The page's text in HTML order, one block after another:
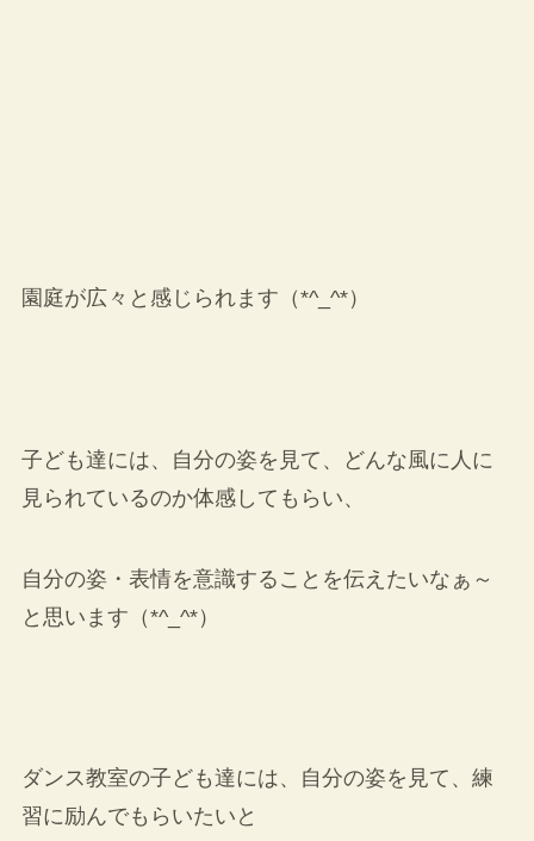
園庭が広々と感じられます（*^_^*）
子ども達には、自分の姿を見て、どんな風に人に
見られているのか体感してもらい、
自分の姿・表情を意識することを伝えたいなぁ～
と思います（*^_^*）
ダンス教室の子ども達には、自分の姿を見て、練
習に励んでもらいたいと